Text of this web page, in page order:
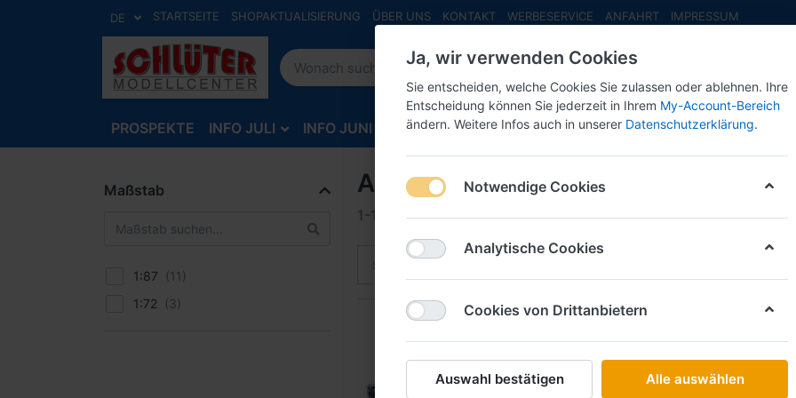
DE STARTSEITE SHOPAKTUALISIERUNG ÜBER UNS KONTAKT WERBESERVICE ANFAHRT IMPRESSUM
PROSPEKTE INFO JULI INFO JUNI INFO MAI NEU EINGETROFFEN NEUHEITEN
Maßstab
1:87
1:72
Artitec
1-12 von14
Sortiere nach
DKW Munga F91/8 THW -Fertigmodell aus
Art.-Nr. AT6870453
Ja, wir verwenden Cookies
Sie entscheiden, welche Cookies Sie zulassen oder ablehnen. Ihre
Entscheidung können Sie jederzeit in Ihrem My-Account-Bereich
ändern. Weitere Infos auch in unserer Datenschutzerklärung.
Notwendige Cookies
Analytische Cookies
Cookies von Drittanbietern
Auswahl bestätigen Alle auswählen